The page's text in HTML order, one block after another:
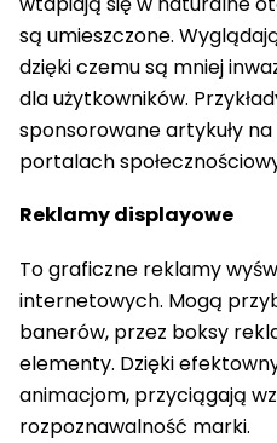
są umieszczone.
dzięki czemu są mniej
dla użytkowników.
sponsorowane artykuły
portalach
Reklamy displayowe
To graficzne reklamy
internetowych. Mogą
banerów, przez boksy
elementy. Dzięki
animacjom, przyciągają
rozpoznawalność marki.